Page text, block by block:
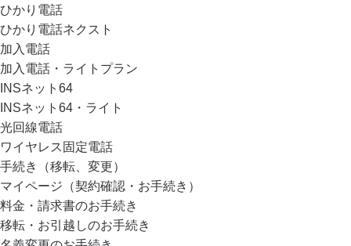
ひかり電話
ひかり電話ネクスト
加入電話
加入電話・ライトプラン
INSネット64
INSネット64・ライト
光回線電話
ワイヤレス固定電話
手続き（移転、変更）
マイページ（契約確認・お手続き）
料金・請求書のお手続き
移転・お引越しのお手続き